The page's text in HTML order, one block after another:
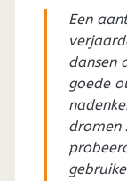
Een
dansen
goede
dromen